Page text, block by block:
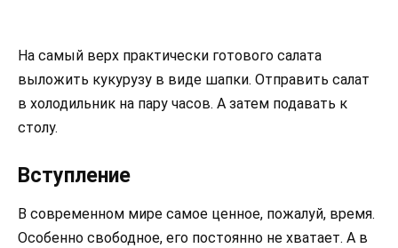
На самый верх практически готового салата
выложить кукурузу в виде шапки. Отправить салат
в холодильник на пару часов. А затем подавать к
столу.
Вступление
В современном мире самое ценное, пожалуй, время.
Особенно свободное, его постоянно не хватает. А в